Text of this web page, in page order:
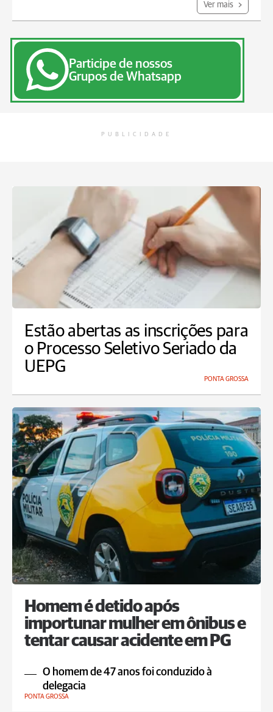
Ver mais
Participe de nossos
Grupos de Whatsapp
PUBLICIDADE
Estão abertas as inscrições para
o Processo Seletivo Seriado da
UEPG
PONTA GROSSA
Homem é detido após
importunar mulher em ônibus e
tentar causar acidente em PG
O homem de 47 anos foi conduzido à
delegacia
PONTA GROSSA